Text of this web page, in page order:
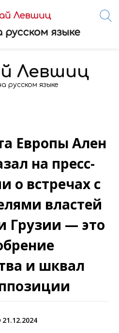
Левшиц
русском языке
Европы Ален
на пресс-
о встречах с
властей
Грузии — это
и шквал
21.12.2024